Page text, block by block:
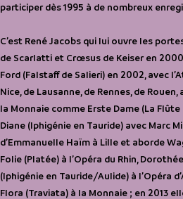
participer dès 1995 à de nombreux
C’est René Jacobs qui lui ouvre les
de Scarlatti et Crœsus de Keiser en
Ford (Falstaff de Salieri) en 2002, avec
Nice, de Lausanne, de Rennes, de
la Monnaie comme Erste Dame (La
Diane (Iphigénie en Tauride) avec Marc
d’Emmanuelle Haïm à Lille et aborde
Folie (Platée) à l’Opéra du Rhin,
(Iphigénie en Tauride/Aulide) à l’Opéra
Flora (Traviata) à la Monnaie ; en 2013